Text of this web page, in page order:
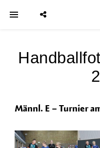
Männl. E – Turnier